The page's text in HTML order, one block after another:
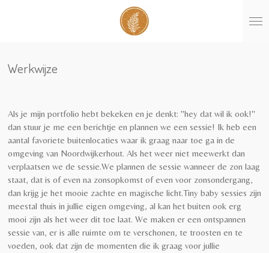
hoofdinhoud
Werkwijze
Als je mijn portfolio hebt bekeken en je denkt: ''hey dat wil ik ook!''
dan stuur je me een berichtje en plannen we een sessie! Ik heb een
aantal favoriete buitenlocaties waar ik graag naar toe ga in de
omgeving van Noordwijkerhout. Als het weer niet meewerkt dan
verplaatsen we de sessie.We plannen de sessie wanneer de zon laag
staat, dat is of even na zonsopkomst of even voor zonsondergang,
dan krijg je het mooie zachte en magische licht.Tiny baby sessies zijn
meestal thuis in jullie eigen omgeving, al kan het buiten ook erg
mooi zijn als het weer dit toe laat. We maken er een ontspannen
sessie van, er is alle ruimte om te verschonen, te troosten en te
voeden, ook dat zijn de momenten die ik graag voor jullie